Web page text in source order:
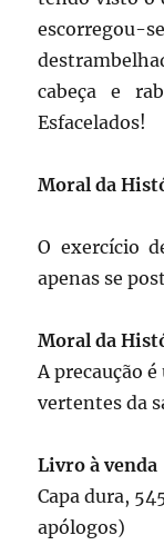
escorregou-
cabeça e
Esfacelados!
Moral da
O exercício
apenas se
Moral da
A precaução
vertentes da
Livro à venda
Capa dura,
apólogos)